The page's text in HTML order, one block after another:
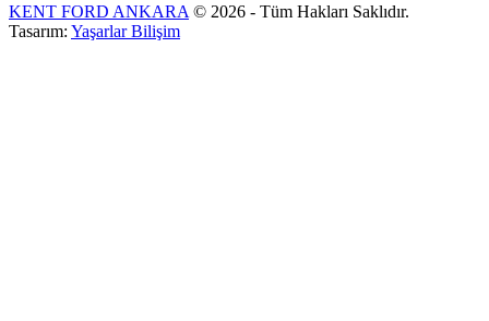
KENT FORD ANKARA © 2026 - Tüm Hakları Saklıdır.
Tasarım: Yaşarlar Bilişim